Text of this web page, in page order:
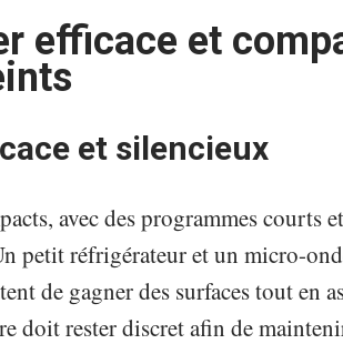
efficace et
et silencieux
avec des programmes courts
petit réfrigérateur et un micro-
de gagner des surfaces tout en
doit rester discret afin de